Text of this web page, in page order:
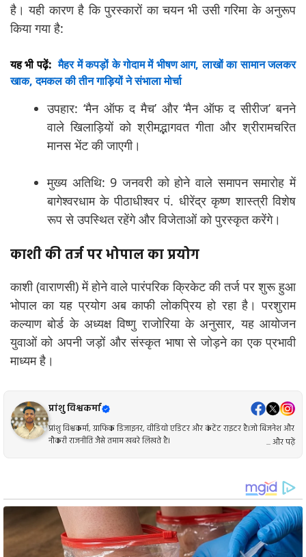
है। यही कारण है कि पुरस्कारों का चयन भी उसी गरिमा के अनुरूप
किया गया है:
यह भी पढ़ें: मैहर में कपड़ों के गोदाम में भीषण आग, लाखों का सामान जलकर
खाक, दमकल की तीन गाड़ियों ने संभाला मोर्चा
उपहार: ‘मैन ऑफ द मैच’ और ‘मैन ऑफ द सीरीज’ बनने
वाले खिलाड़ियों को श्रीमद्भागवत गीता और श्रीरामचरित
मानस भेंट की जाएगी।
मुख्य अतिथि: 9 जनवरी को होने वाले समापन समारोह में
बागेश्वरधाम के पीठाधीश्वर पं. धीरेंद्र कृष्ण शास्त्री विशेष
रूप से उपस्थित रहेंगे और विजेताओं को पुरस्कृत करेंगे।
काशी की तर्ज पर भोपाल का प्रयोग
काशी (वाराणसी) में होने वाले पारंपरिक क्रिकेट की तर्ज पर शुरू हुआ
भोपाल का यह प्रयोग अब काफी लोकप्रिय हो रहा है। परशुराम
कल्याण बोर्ड के अध्यक्ष विष्णु राजोरिया के अनुसार, यह आयोजन
युवाओं को अपनी जड़ों और संस्कृत भाषा से जोड़ने का एक प्रभावी
माध्यम है।
प्रांशु विश्वकर्मा
प्रांशु विश्वकर्मा, ग्राफिक डिजाइनर, वीडियो एडिटर और कंटेंट राइटर है।जो बिजनेश और
नौकरी राजनीति जैसे तमाम खबरे लिखते है।
... और पढ़ें